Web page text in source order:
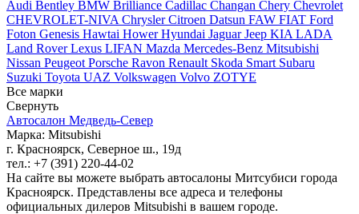
Audi Bentley BMW Brilliance Cadillac Changan Chery Chevrolet
CHEVROLET-NIVA ChryslerCitroen Datsun FAW FIAT Ford
Foton Genesis Hawtai HowerHyundai JaguarJeep KIA LADA
Land RoverLexus LIFAN Mazda Mercedes-Benz Mitsubishi
Nissan Peugeot Porsche Ravon Renault Skoda Smart Subaru
Suzuki Toyota UAZ Volkswagen Volvo ZOTYE
Все марки
Свернуть
Автосалон Медведь-Север
Марка: Mitsubishi
г. Красноярск, Северное ш., 19д
тел.: +7 (391) 220-44-02
На сайте вы можете выбрать автосалоны Митсубиси города
Красноярск. Представлены все адреса и телефоны
официальных дилеров Mitsubishi в вашем городе.